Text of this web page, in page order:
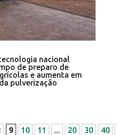
nacional
de preparo de
e aumenta em
pulverização
9 10 11 ... 20 30
40